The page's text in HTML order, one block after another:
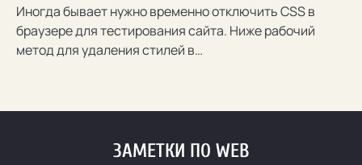
Иногда бывает нужно временно отключить CSS в
браузере для тестирования сайта. Ниже рабочий
метод для удаления стилей в…
ЗАМЕТКИ ПО WEB